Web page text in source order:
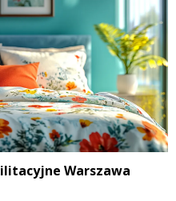
Warszawa